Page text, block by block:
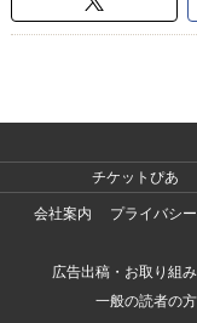
チケットぴあ
会社案内
プライバシ
広告出稿・お取り組
一般の読者の